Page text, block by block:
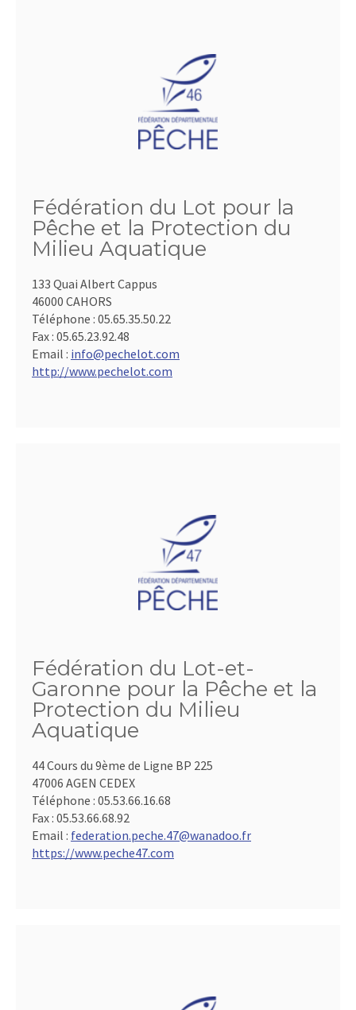
Fédération du Lot pour la
Pêche et la Protection du
Milieu Aquatique
133 Quai Albert Cappus
46000 CAHORS
Téléphone : 05.65.35.50.22
Fax : 05.65.23.92.48
Email : info@pechelot.com
http://www.pechelot.com
Fédération du Lot-et-
Garonne pour la Pêche et la
Protection du Milieu
Aquatique
44 Cours du 9ème de Ligne BP 225
47006 AGEN CEDEX
Téléphone : 05.53.66.16.68
Fax : 05.53.66.68.92
Email : federation.peche.47@wanadoo.fr
https://www.peche47.com